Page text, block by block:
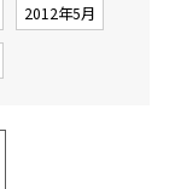
2012年5月